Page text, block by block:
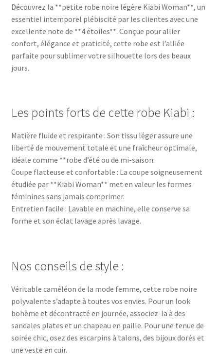
Découvrez la **petite robe noire légère Kiabi Woman**, un
essentiel intemporel plébiscité par les clientes avec une
excellente note de **4 étoiles**. Conçue pour allier
confort, élégance et praticité, cette robe est l’alliée
parfaite pour sublimer votre silhouette lors des beaux
jours.
Les points forts de cette robe Kiabi :
Matière fluide et respirante : Son tissu léger assure une
liberté de mouvement totale et une fraîcheur optimale,
idéale comme **robe d’été ou de mi-saison.
Coupe flatteuse et confortable : La coupe soigneusement
étudiée par **Kiabi Woman** met en valeur les formes
féminines sans jamais comprimer.
Entretien facile : Lavable en machine, elle conserve sa
forme et son éclat lavage après lavage.
Nos conseils de style :
Véritable caméléon de la mode femme, cette robe noire
polyvalente s’adapte à toutes vos envies. Pour un look
bohème et décontracté en journée, associez-la à des
sandales plates et un chapeau en paille. Pour une tenue de
soirée chic, osez des escarpins à talons, des bijoux dorés et
une veste en cuir.